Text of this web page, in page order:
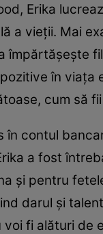
Erika
a vieţii. Mai
împărtăşeşte
în
cum să
în contul
a fost
şi pentru
darul şi
fi alături